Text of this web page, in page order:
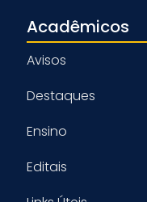
Acadêmicos
Avisos
Destaques
Ensino
Editais